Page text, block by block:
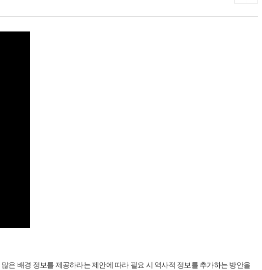
은 배경 정보를 제공하라는 제안에 따라 필요 시 역사적 정보를 추가하는 방안을